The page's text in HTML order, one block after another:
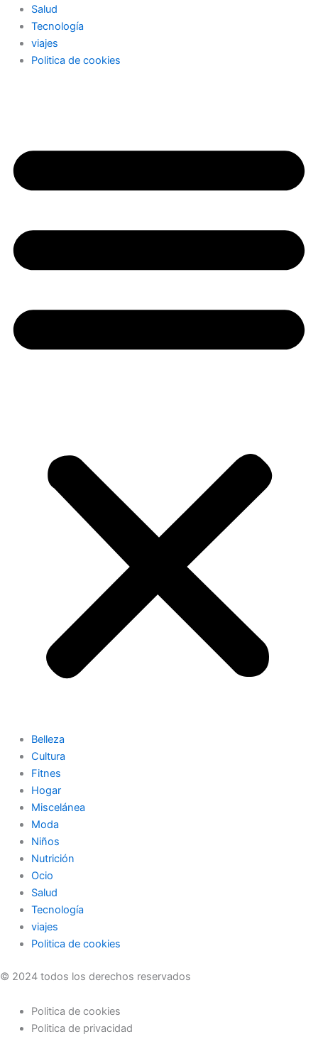
Salud
Tecnología
viajes
Politica de cookies
Belleza
Cultura
Fitnes
Hogar
Miscelánea
Moda
Niños
Nutrición
Ocio
Salud
Tecnología
viajes
Politica de cookies
© 2024 todos los derechos reservados
Politica de cookies
Politica de privacidad